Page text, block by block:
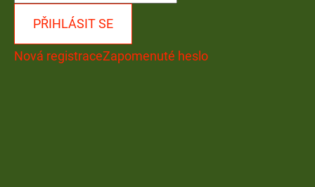
PŘIHLÁSIT SE
Nová registraceZapomenuté heslo